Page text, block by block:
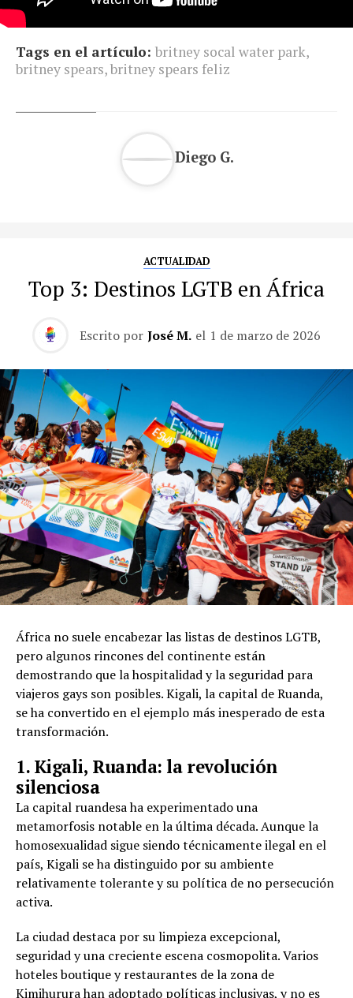
Tags en el artículo: britney socal water park,
britney spears,britney spears feliz
Diego G.
ACTUALIDAD
Top 3: Destinos LGTB en África
Escrito por José M. el 1 de marzo de 2026
África no suele encabezar las listas de destinos LGTB,
pero algunos rincones del continente están
demostrando que la hospitalidad y la seguridad para
viajeros gays son posibles. Kigali, la capital de Ruanda,
se ha convertido en el ejemplo más inesperado de esta
transformación.
1. Kigali, Ruanda: la revolución
silenciosa
La capital ruandesa ha experimentado una
metamorfosis notable en la última década. Aunque la
homosexualidad sigue siendo técnicamente ilegal en el
país, Kigali se ha distinguido por su ambiente
relativamente tolerante y su política de no persecución
activa.
La ciudad destaca por su limpieza excepcional,
seguridad y una creciente escena cosmopolita. Varios
hoteles boutique y restaurantes de la zona de
Kimihurura han adoptado políticas inclusivas, y no es